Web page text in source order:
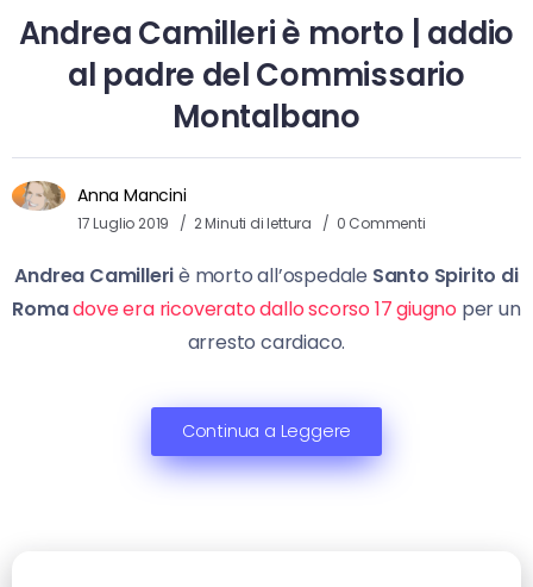
Andrea Camilleri è morto | addio
al padre del Commissario
Montalbano
Anna Mancini
17 Luglio 2019 2 Minuti di lettura 0 Commenti
Andrea Camilleriè morto all’ospedale Santo Spirito di
Romadove era ricoverato dallo scorso 17 giugno per un
arresto cardiaco.
Continua a Leggere